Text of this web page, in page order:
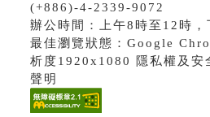
(+886)-4-2339-9072
辦公時間：上午8時至12時，
最佳瀏覽狀態：Google
析度1920x1080 隱私權及安
聲明